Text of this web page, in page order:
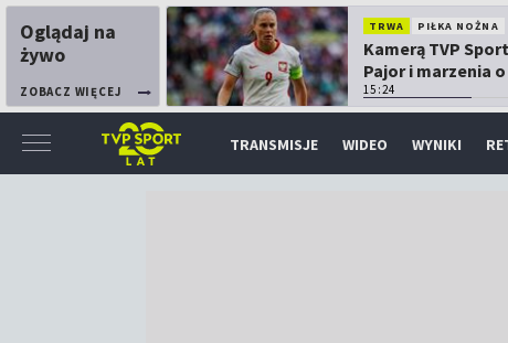
Oglądaj na
żywo
ZOBACZ WIĘCEJ
TRWA PIŁKA NOŻNA
Kamerą TVP
Pajor i marzenia o
Mundialu
15:24
TRANSMISJE WIDEO WYNIKI